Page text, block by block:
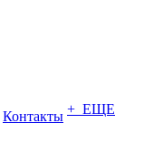
Контакты + ЕЩЕ